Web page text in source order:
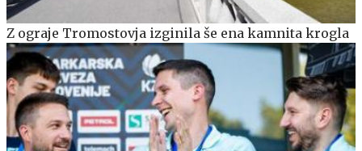
Z ograje Tromostovja izginila še ena kamnita krogla